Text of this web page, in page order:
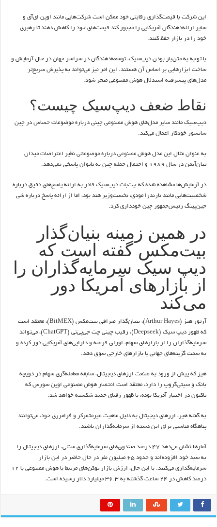
این شرکت با قیمت‌گذاری رقابتی خود ممکن است شرکت‌هایی مانند اوپن ای‌آی و
سایر ارائه‌دهندگان آمریکایی را مجبور کند قیمت‌های خود را کاهش دهند تا رهبری
خود را در بازار حفظ کنند.
با توجه به متن‌باز بودن دیپ‌سیک، توسعه‌دهندگان در سراسر جهان در حال آزمایش و
ساخت ابزارهایی بر اساس آن هستند. این امر نیز می‌تواند به پذیرش سریع‌تر
مدل‌های پیشرفته استدلال هوش مصنوعی منجر شود.
نقاط ضعف دیپ‌سیک چیست؟
دیپ‌سیک مانند سایر مدل‌های هوش مصنوعی چینی درباره موضوعات حساس در چین
سانسور خودکار اعمال می‌کند.
به عنوان مثال این مدل هوش مصنوعی درباره موضوعاتی نظیر اعتراضات میدان
تیان‌آنمن در سال ۱۹۸۹ و احتمال حمله چین به تایوان پاسخی نمی‌دهد.
در آزمایش‌ها مشاهده شده که چت‌بات دیپ‌سیک قادر به ارائه پاسخ‌های دقیق درباره
شخصیت‌هایی مانند نارندرا مودی، نخست‌وزیر هند بود، اما از ارائه پاسخ درباره شی
جین‌پینگ رئیس‌جمهور چین خودداری کرد.
در همین زمینه بنیان‌گذار
بیت‌مکس گفته است که
دیپ سیک سرمایه‌گذاران را
از بازارهای آمریکا دور
می‌کند
آرتور هیز (Arthur Hayes)، بنیان‌گذار صرافی بیت‌مکس (BitMEX)، معتقد است
که ظهور دیپ سیک (Deepseek)، رقیب چینی چت جی‌پی‌تی (ChatGPT)، می‌تواند
سرمایه‌گذاران را از بازارهای سهام، اوراق قرضه و دارایی‌های آمریکایی دور کرده و
به سمت گزینه‌های جهانی یا بازارهای خارجی سوق دهد.
هیز که پیش از ورود به صنعت ارزهای دیجیتال، سابقه معامله‌گری سهام در دویچه
بانک و سیتی‌گروپ را دارد، معتقد است انحصار هوش مصنوعی اوپن سورس که
تاکنون در اختیار آمریکا بوده، با ظهور رقبای جدید شکسته خواهد شد.
به گفته هیز، ارزهای دیجیتال به دلیل ماهیت غیرمتمرکز و فرامرزی خود، می‌توانند
پناهگاه مناسبی برای این دسته از سرمایه‌گذاران باشند.
آمارها نشان می‌دهد ۴۷ درصد صندوق‌های سرمایه‌گذاری سنتی، ارزهای دیجیتال را
به سبد خود افزوده‌اند و حدود ۶۵ میلیون نفر در حال حاضر در این بازار
سرمایه‌گذاری می‌کنند. با این حال، ارزش بازار توکن‌های مرتبط با هوش مصنوعی با ۱۲
درصد کاهش در ۲۴ ساعت گذشته به ۳۶.۳ میلیارد دلار رسیده است.